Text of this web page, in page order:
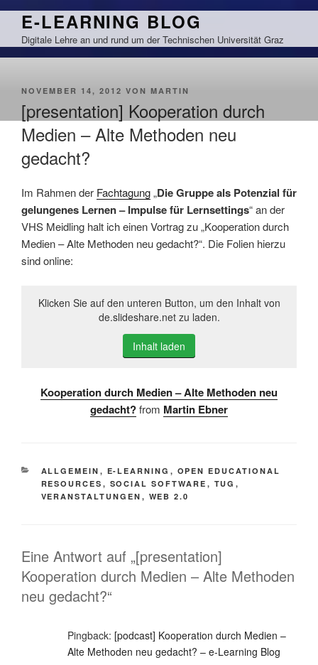
Zum
springen
E-LEARNING BLOG
Digitale Lehre an und rund um der Technischen Universität Graz
VERÖFFENTLICHT
NOVEMBER 14, 2012 VON MARTIN
[presentation] Kooperation durch
Medien – Alte Methoden neu
gedacht?
Im Rahmen der Fachtagung„Die Gruppe als Potenzial für
gelungenes Lernen – Impulse für Lernsettings“ an der
VHS Meidling halt ich einen Vortrag zu „Kooperation durch
Medien – Alte Methoden neu gedacht?“. Die Folien hierzu
sind online:
Klicken Sie auf den unteren Button, um den Inhalt von
de.slideshare.net zu laden.
Inhalt laden
Kooperation durch Medien – Alte Methoden neu
gedacht?from Martin Ebner
KATEGORIEN
ALLGEMEIN , E-LEARNING , OPEN EDUCATIONAL
RESOURCES , SOCIAL SOFTWARE , TUG ,
VERANSTALTUNGEN , WEB 2.0
Eine Antwort auf „[presentation]
Kooperation durch Medien – Alte Methoden
neu gedacht?“
Pingback: [podcast] Kooperation durch Medien –
Alte Methoden neu gedacht? – e-Learning Blog